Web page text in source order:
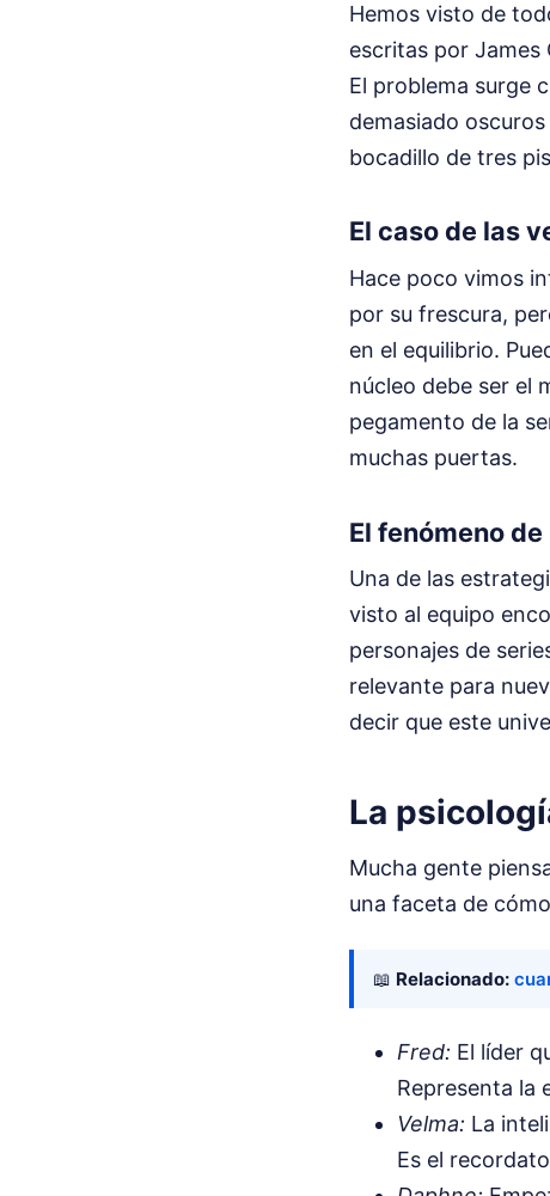
Hemos visto de
escritas por James
El problema surge
demasiado
bocadillo de tres
El caso de las
Hace poco vimos
por su frescura,
en el equilibrio.
núcleo debe ser el
pegamento de la
muchas puertas.
El fenómeno
Una de las
visto al equipo
personajes de
relevante para
decir que este
La
Mucha gente
una faceta de
📖 Relacionado:
Fred: El líder
Representa la
Velma: La
Es el